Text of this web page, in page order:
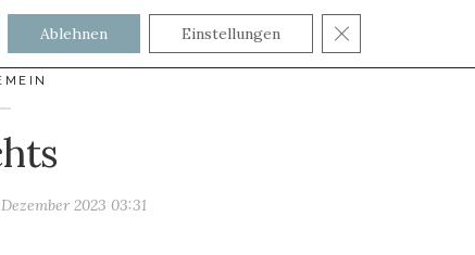
Dezember 2023 03:31
Ablehnen Einstellungen GDPR